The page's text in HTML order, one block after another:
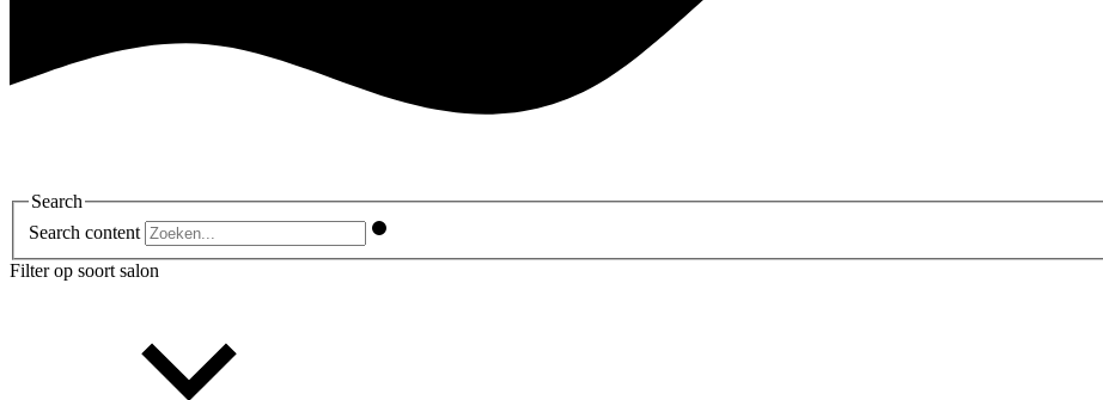
Search
Search content
Filter op soort salon